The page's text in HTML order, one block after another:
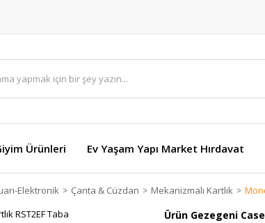
Ürünleri Ev Yaşam Yapı Market Hırdavat
Elektronik Çanta & Cüzdan Mekanizmalı Kartlık
Ürün Gezegeni Case